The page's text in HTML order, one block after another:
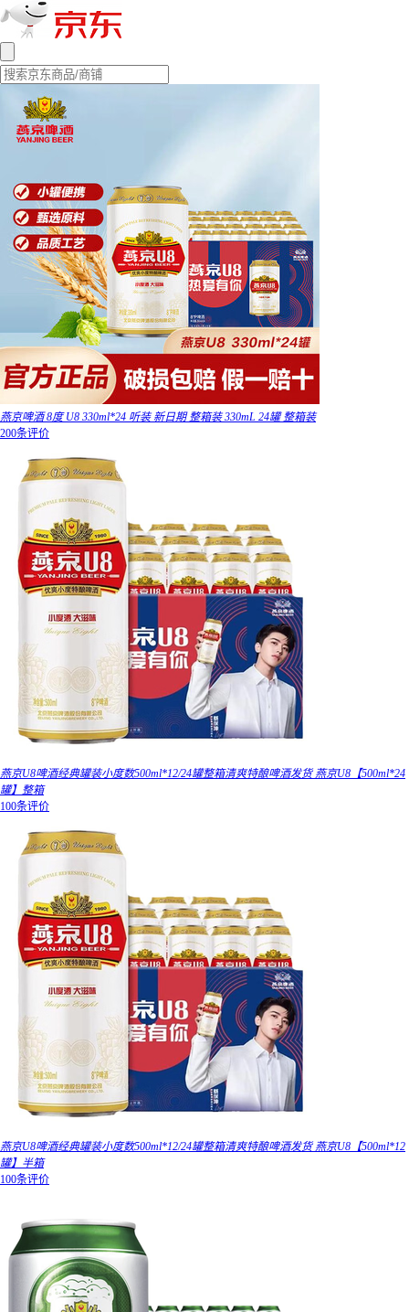
燕京啤酒 8度 U8 330ml*24 听装 新日期 整箱装 330mL 24罐 整箱装
200条评价
燕京U8啤酒经典罐装小度数500ml*12/24罐整箱清爽特酿啤酒发货 燕京U8【500ml*24
罐】整箱
100条评价
燕京U8啤酒经典罐装小度数500ml*12/24罐整箱清爽特酿啤酒发货 燕京U8【500ml*12
罐】半箱
100条评价